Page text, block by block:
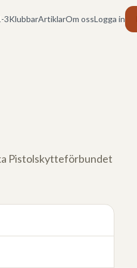
3KlubbarArtiklarOm ossLogga in
Pistolskytteförbundet